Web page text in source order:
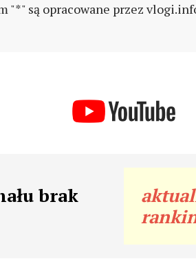
"*" są opracowane przez
brak